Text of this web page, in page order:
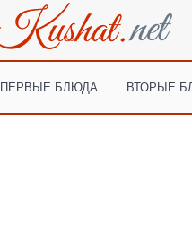
ПЕРВЫЕ БЛЮДА ВТОРЫЕ